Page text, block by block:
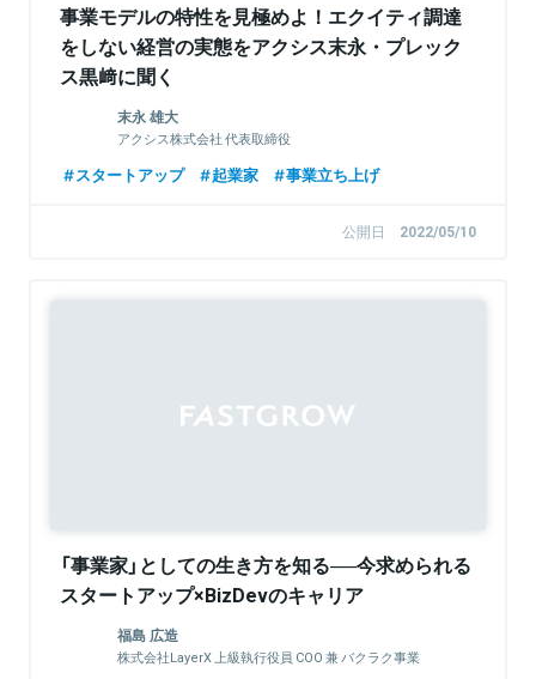
事業モデルの特性を見極めよ！エクイティ調達
をしない経営の実態をアクシス末永・プレック
ス黒﨑に聞く
末永 雄大
アクシス株式会社 代表取締役
スタートアップ 起業家 事業立ち上げ
公開日 2022/05/10
「事業家」としての生き方を知る──今求められる
スタートアップ×BizDevのキャリア
福島 広造
株式会社LayerX 上級執行役員 COO 兼 バクラク事業